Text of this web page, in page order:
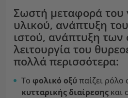
Σωστή μεταφορά του
υλικού, ανάπτυξη
ιστού, ανάπτυξη των
λειτουργία του
πολλά περισσότερα:
Το φολικό οξύπαίζει ρόλο
κυτταρικής διαίρεσης και